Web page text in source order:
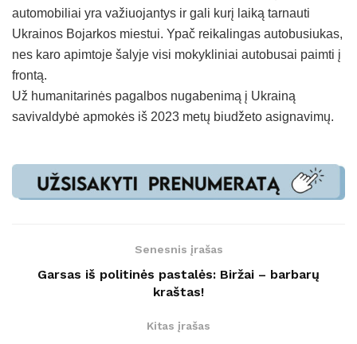
automobiliai yra važiuojantys ir gali kurį laiką tarnauti
Ukrainos Bojarkos miestui. Ypač reikalingas autobusiukas,
nes karo apimtoje šalyje visi mokykliniai autobusai paimti į
frontą.
Už humanitarinės pagalbos nugabenimą į Ukrainą
savivaldybė apmokės iš 2023 metų biudžeto asignavimų.
Senesnis įrašas
Garsas iš politinės pastalės: Biržai – barbarų
kraštas!
Kitas įrašas